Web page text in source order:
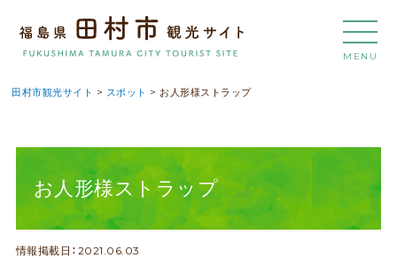
MENU
田村市観光サイト > スポット > お人形様ストラップ
お人形様ストラップ
情報掲載日：2021.06.03